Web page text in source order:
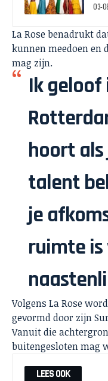
03-
La Rose benadrukt
kunnen meedoen en
mag zijn.
Ik geloof
hoort
talent
je
ruimte is
Volgens La Rose
gevormd door zijn
Vanuit die
buitengesloten mag
LEES OOK